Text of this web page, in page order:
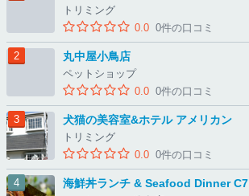
トリミング
0.0 0件の口コミ
丸中屋小鳥店
ペットショップ
0.0 0件の口コミ
犬猫の美容室&ホテル アメリカン
トリミング
0.0 0件の口コミ
海鮮丼ランチ & Seafood Dinner C7